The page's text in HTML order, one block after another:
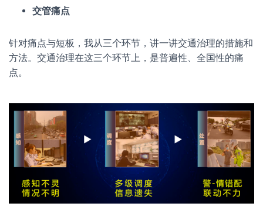
交管痛点
针对痛点与短板，我从三个环节，讲一讲交通治理的措施和
方法。交通治理在这三个环节上，是普遍性、全国性的痛
点。